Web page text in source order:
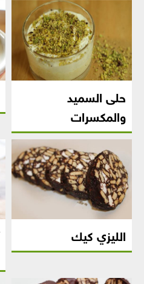
حلى السميد
والمكسرات
الليزي كيك